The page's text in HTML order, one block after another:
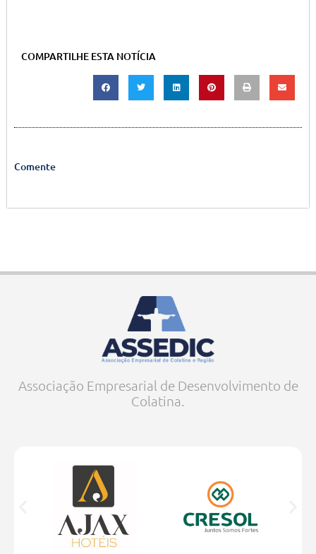
COMPARTILHE ESTA NOTÍCIA
Comente
Associação Empresarial de Desenvolvimento de
Colatina.